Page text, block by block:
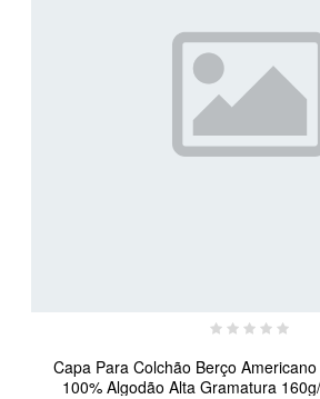
Capa Para Colchão Berço
100% Algodão Alta Gramatura